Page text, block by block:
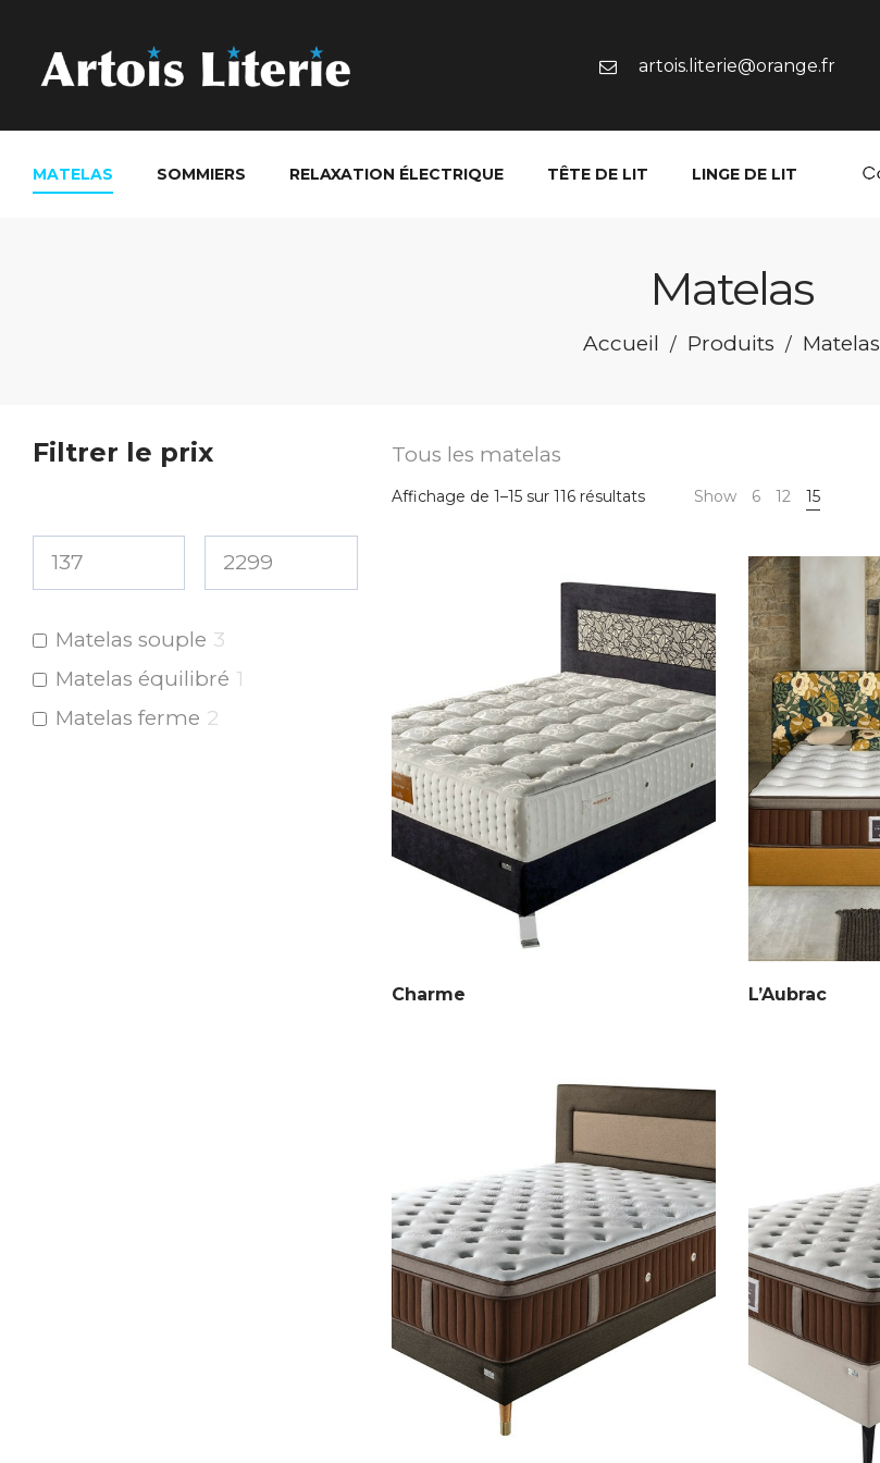
artois.literie@orange.fr
MATELAS SOMMIERS RELAXATION ÉLECTRIQUE TÊTE DE LIT LINGE DE LIT
Matelas
Accueil / Produits / Matelas
Tous les matelas
Affichage de 1–15 sur 116 résultatsTrié
Show 6 12 15
Charme L’Aubrac
Filtrer le prix
Matelas souple 3
Matelas équilibré 1
Matelas ferme 2